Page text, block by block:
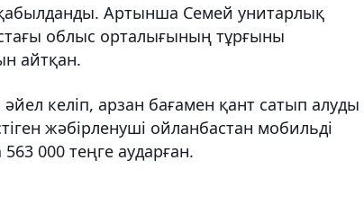
қабылданды. Артынша Семей унитарлық
облыс орталығының тұрғыны
айтқан.
әйел келіп, арзан бағамен қант сатып алуды
жәбірленуші ойланбастан мобильді
000 теңге аударған.